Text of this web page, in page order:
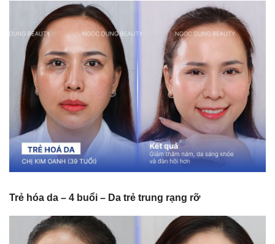
Trẻ hóa da – 4 buổi – Da trẻ trung rạng rỡ